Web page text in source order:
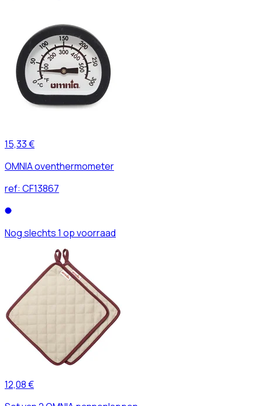
15,33 €
OMNIA oventhermometer
ref: CF13867
Nog slechts 1 op voorraad
12,08 €